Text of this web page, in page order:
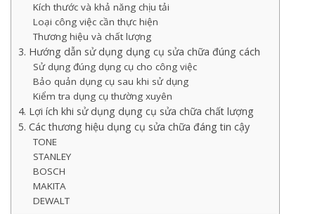
Kích thước và khả năng chịu tải
Loại công việc cần thực hiện
Thương hiệu và chất lượng
3. Hướng dẫn sử dụng dụng cụ sửa chữa đúng cách
Sử dụng đúng dụng cụ cho công việc
Bảo quản dụng cụ sau khi sử dụng
Kiểm tra dụng cụ thường xuyên
4. Lợi ích khi sử dụng dụng cụ sửa chữa chất lượng
5. Các thương hiệu dụng cụ sửa chữa đáng tin cậy
TONE
STANLEY
BOSCH
MAKITA
DEWALT